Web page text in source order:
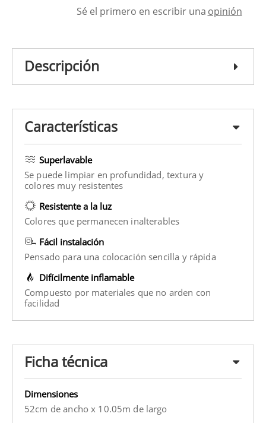
Sé el primero en escribir una opinión
Descripción
Características
Superlavable
Se puede limpiar en profundidad, textura y
colores muy resistentes
Resistente a la luz
Colores que permanecen inalterables
Fácil instalación
Pensado para una colocación sencilla y rápida
Difícilmente inflamable
Compuesto por materiales que no arden con
facilidad
Ficha técnica
Dimensiones
52cm de ancho x 10.05m de largo